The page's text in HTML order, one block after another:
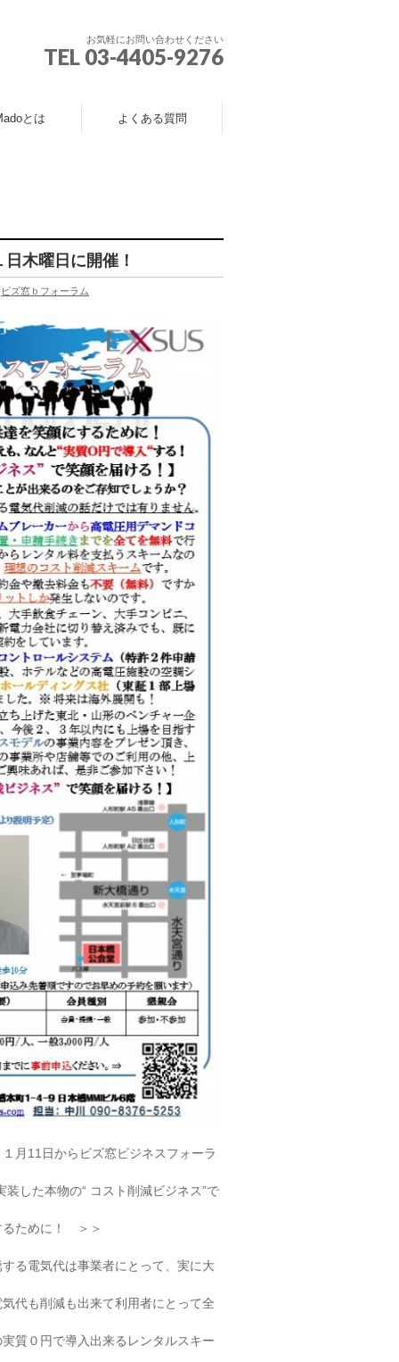
お気軽にお問い合わせください
TEL 03-4405-9276
とは よくある質問
木曜日に開催！
ビズ窓ｂフォーラム
月11日からビズ窓ビジネスフォーラ
した本物の“ コスト削減ビジネス”で
るために！ ＞＞
る電気代は事業者にとって、実に大
代も削減も出来て利用者にとって全
質０円で導入出来るレンタルスキー